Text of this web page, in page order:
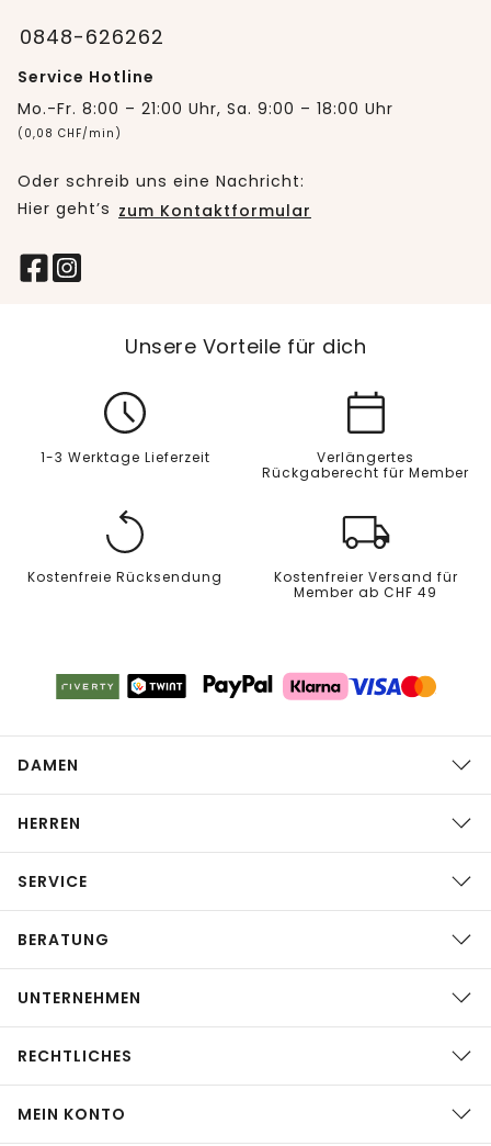
0848-626262
Service Hotline
Mo.-Fr. 8:00 – 21:00 Uhr, Sa. 9:00 – 18:00 Uhr
(0,08 CHF/min)
Oder schreib uns eine Nachricht:
Hier geht’s zum Kontaktformular
Unsere Vorteile für dich
1-3 Werktage Lieferzeit
Verlängertes
Rückgaberecht für Member
Kostenfreie Rücksendung
Kostenfreier Versand für
Member ab CHF 49
DAMEN
HERREN
SERVICE
BERATUNG
UNTERNEHMEN
RECHTLICHES
MEIN KONTO